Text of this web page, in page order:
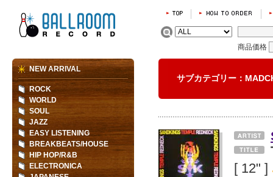
商品価格
サブカテゴリー：
[ 12" ]
NEW ARRIVAL
ROCK
WORLD
SOUL
JAZZ
EASY LISTENING
BREAKBEATS/HOUSE
HIP HOP/R&B
ELECTRONICA